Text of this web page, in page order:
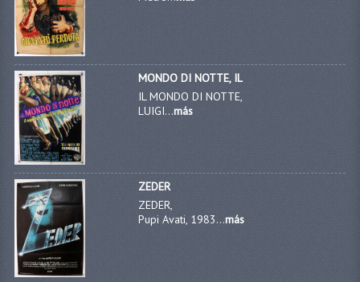
MONDO DI NOTTE, IL
IL MONDO DI NOTTE,
LUIGI...más
ZEDER
ZEDER,
Pupi Avati, 1983...más